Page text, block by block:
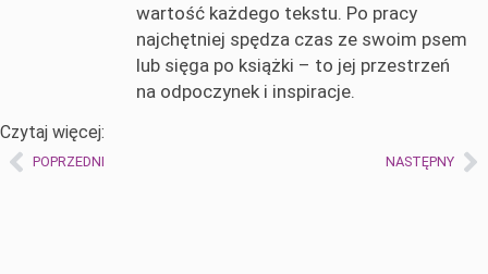
wartość każdego tekstu. Po pracy
najchętniej spędza czas ze swoim psem
lub sięga po książki – to jej przestrzeń
na odpoczynek i inspiracje.
Czytaj więcej:
POPRZEDNI NASTĘPNY